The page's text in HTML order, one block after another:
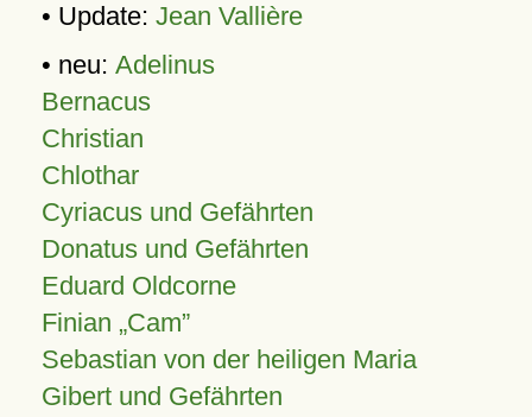
• Update: Jean Vallière
• neu: Adelinus
Bernacus
Christian
Chlothar
Cyriacus und Gefährten
Donatus und Gefährten
Eduard Oldcorne
Finian Cam
Sebastian von der heiligen Maria
Gibert und Gefährten